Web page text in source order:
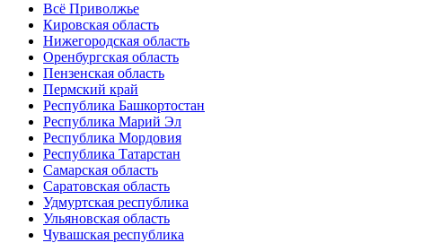
Всё Приволжье
Кировская область
Нижегородская область
Оренбургская область
Пензенская область
Пермский край
Республика Башкортостан
Республика Марий Эл
Республика Мордовия
Республика Татарстан
Самарская область
Саратовская область
Удмуртская республика
Ульяновская область
Чувашская республика